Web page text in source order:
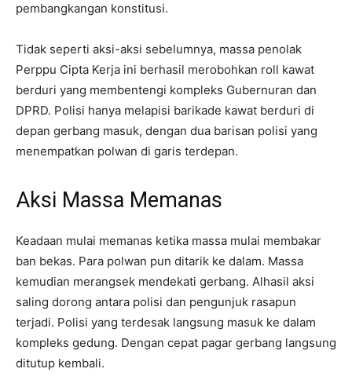
pembangkangan konstitusi.
Tidak seperti aksi-aksi sebelumnya, massa penolak
Perppu Cipta Kerja ini berhasil merobohkan roll kawat
berduri yang membentengi kompleks Gubernuran dan
DPRD. Polisi hanya melapisi barikade kawat berduri di
depan gerbang masuk, dengan dua barisan polisi yang
menempatkan polwan di garis terdepan.
Aksi Massa Memanas
Keadaan mulai memanas ketika massa mulai membakar
ban bekas. Para polwan pun ditarik ke dalam. Massa
kemudian merangsek mendekati gerbang. Alhasil aksi
saling dorong antara polisi dan pengunjuk rasapun
terjadi. Polisi yang terdesak langsung masuk ke dalam
kompleks gedung. Dengan cepat pagar gerbang langsung
ditutup kembali.